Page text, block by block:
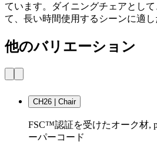
ています。ダイニングチェアとし
て、長い時間使用するシーンに適し
他のバリエーション
CH26 | Chair
FSC™認証を受けたオーク材,
ーパーコード